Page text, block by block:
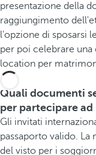
presentazione della
raggiungimento
l'opzione di sposarsi
per poi celebrare
location per
Quali documenti
per partecipare
Gli invitati
passaporto valido. La
del visto per i